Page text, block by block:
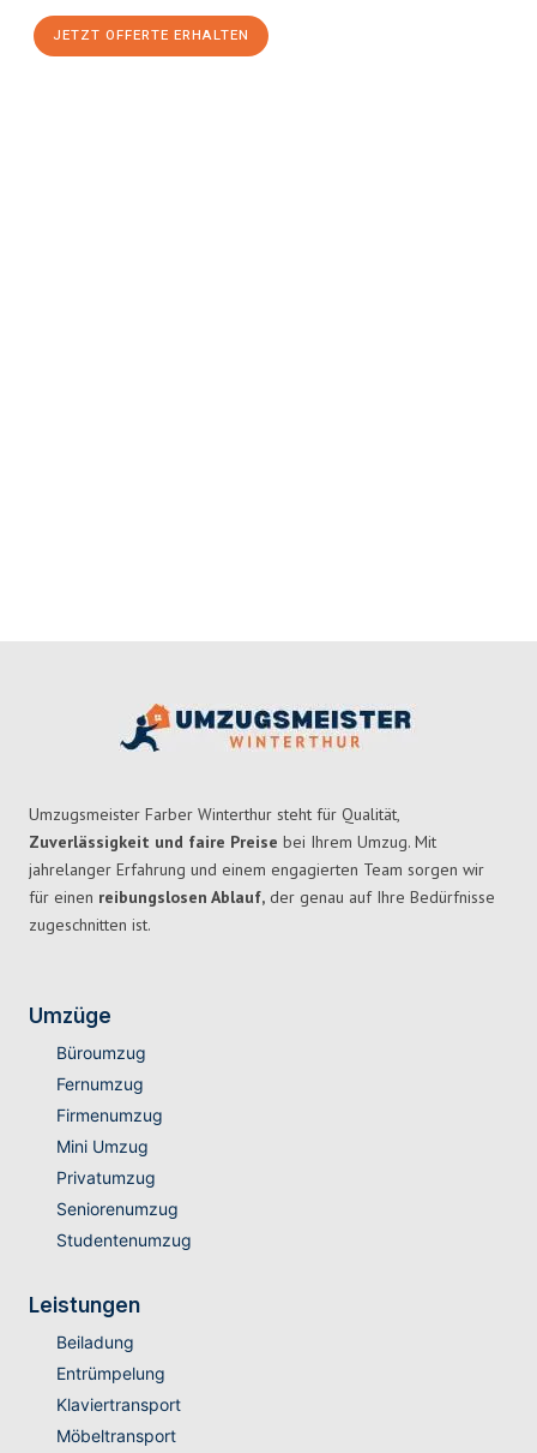
JETZT OFFERTE ERHALTEN
Umzugsmeister Farber Winterthur steht für Qualität,
Zuverlässigkeit und faire Preise bei Ihrem Umzug. Mit
jahrelanger Erfahrung und einem engagierten Team sorgen wir
für einen reibungslosen Ablauf, der genau auf Ihre Bedürfnisse
zugeschnitten ist.
Umzüge
Büroumzug
Fernumzug
Firmenumzug
Mini Umzug
Privatumzug
Seniorenumzug
Studentenumzug
Leistungen
Beiladung
Entrümpelung
Klaviertransport
Möbeltransport